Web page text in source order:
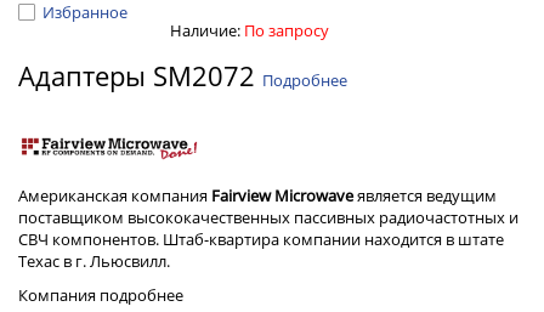
Избранное
Наличие: По запросу
Адаптеры SM2072 Подробнее
Американская компания Fairview Microwaveявляется ведущим
поставщиком высококачественных пассивных радиочастотных и
СВЧ компонентов. Штаб-квартира компании находится в штате
Техас в г. Льюсвилл.
Компания подробнее